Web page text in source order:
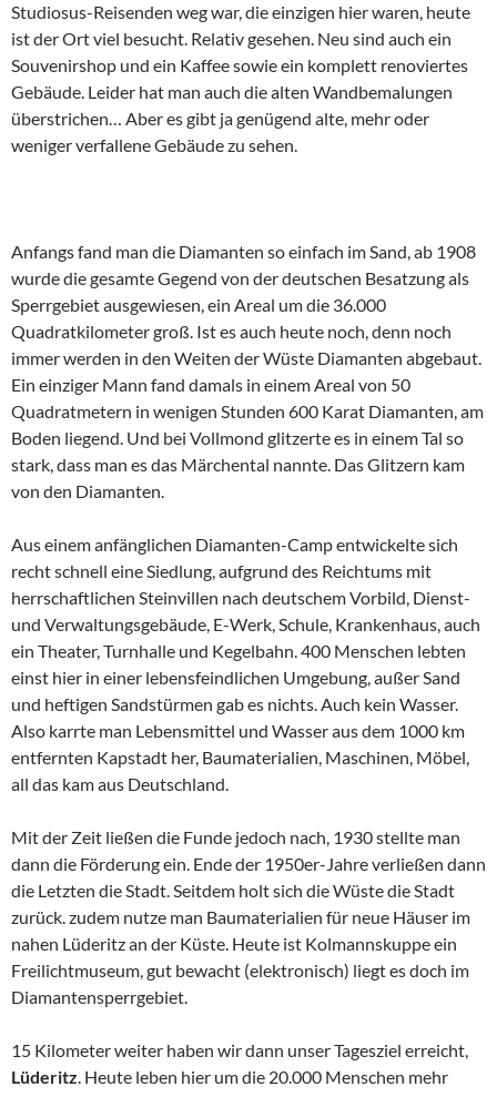
Studiosus-Reisenden weg war, die einzigen hier waren, heute
ist der Ort viel besucht. Relativ gesehen. Neu sind auch ein
Souvenirshop und ein Kaffee sowie ein komplett renoviertes
Gebäude. Leider hat man auch die alten Wandbemalungen
überstrichen… Aber es gibt ja genügend alte, mehr oder
weniger verfallene Gebäude zu sehen.
Anfangs fand man die Diamanten so einfach im Sand, ab 1908
wurde die gesamte Gegend von der deutschen Besatzung als
Sperrgebiet ausgewiesen, ein Areal um die 36.000
Quadratkilometer groß. Ist es auch heute noch, denn noch
immer werden in den Weiten der Wüste Diamanten abgebaut.
Ein einziger Mann fand damals in einem Areal von 50
Quadratmetern in wenigen Stunden 600 Karat Diamanten, am
Boden liegend. Und bei Vollmond glitzerte es in einem Tal so
stark, dass man es das Märchental nannte. Das Glitzern kam
von den Diamanten.
Aus einem anfänglichen Diamanten-Camp entwickelte sich
recht schnell eine Siedlung, aufgrund des Reichtums mit
herrschaftlichen Steinvillen nach deutschem Vorbild, Dienst-
und Verwaltungsgebäude, E-Werk, Schule, Krankenhaus, auch
ein Theater, Turnhalle und Kegelbahn. 400 Menschen lebten
einst hier in einer lebensfeindlichen Umgebung, außer Sand
und heftigen Sandstürmen gab es nichts. Auch kein Wasser.
Also karrte man Lebensmittel und Wasser aus dem 1000 km
entfernten Kapstadt her, Baumaterialien, Maschinen, Möbel,
all das kam aus Deutschland.
Mit der Zeit ließen die Funde jedoch nach, 1930 stellte man
dann die Förderung ein. Ende der 1950er-Jahre verließen dann
die Letzten die Stadt. Seitdem holt sich die Wüste die Stadt
zurück. zudem nutze man Baumaterialien für neue Häuser im
nahen Lüderitz an der Küste. Heute ist Kolmannskuppe ein
Freilichtmuseum, gut bewacht (elektronisch) liegt es doch im
Diamantensperrgebiet.
15 Kilometer weiter haben wir dann unser Tagesziel erreicht,
Lüderitz. Heute leben hier um die 20.000 Menschen mehr